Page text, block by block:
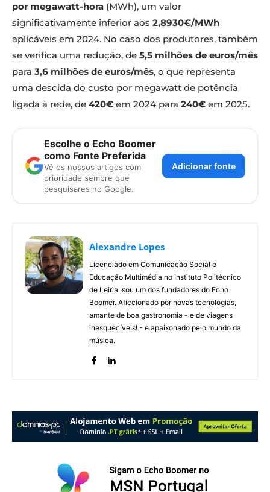
por megawatt-hora (MWh), um valor
significativamente inferior aos 2,8930€/MWh
aplicáveis em 2024. No caso dos produtores, também
se verifica uma redução, de 5,5 milhões de euros/mês
para 3,6 milhões de euros/mês, o que representa
uma descida do custo por megawatt de potência
ligada à rede, de 420€ em 2024 para 240€ em 2025.
Escolhe o Echo Boomer
como Fonte Preferida
Vê os nossos artigos com
prioridade sempre que
pesquisares no Google.
Adicionar fonte
Alexandre Lopes
Licenciado em Comunicação Social e
Educação Multimédia no Instituto Politécnico
de Leiria, sou um dos fundadores do Echo
Boomer. Aficcionado por novas tecnologias,
amante de boa gastronomia - e de viagens
inesquecíveis! - e apaixonado pelo mundo da
música.